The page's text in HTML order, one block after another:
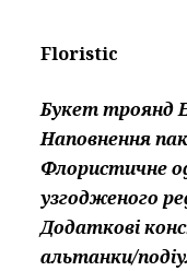
Floristic
Букет троянд
Наповнення
Флористичне
узгодженого
Додаткові
альтанки/